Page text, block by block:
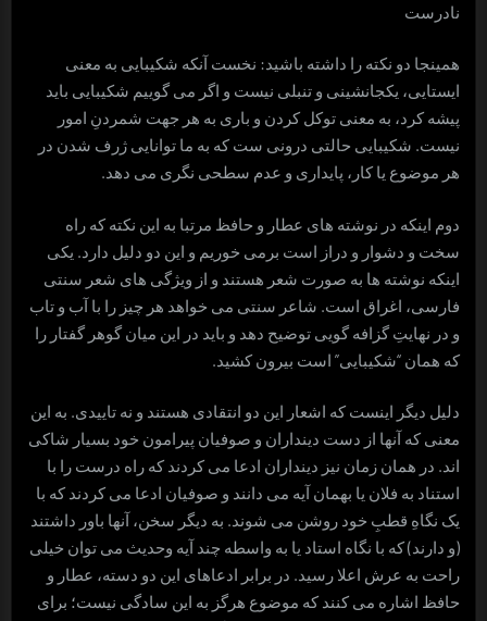
نادرست
همینجا دو نکته را داشته باشید: نخست آنکه شکیبایی به معنی
ایستایی، یکجانشینی و تنبلی نیست و اگر می گوییم شکیبایی باید
پیشه کرد، به معنی توکل کردن و باری به هر جهت شمردنِ امور
نیست. شکیبایی حالتی درونی ست که به ما توانایی ژرف شدن در
هر موضوع یا کار، پایداری و عدم سطحی نگری می دهد.
دوم اینکه در نوشته های عطار و حافظ مرتبا به این نکته که راه
سخت و دشوار و دراز است برمی خوریم و این دو دلیل دارد. یکی
اینکه نوشته ها به صورت شعر هستند و از ویژگی های شعر سنتی
فارسی، اغراق است. شاعر سنتی می خواهد هر چیز را با آب و تاب
و در نهایتِ گزافه گویی توضیح دهد و باید در این میان گوهر گفتار را
که همان “شکیبایی” است بیرون کشید.
دلیل دیگر اینست که اشعار این دو انتقادی هستند و نه تاییدی. به این
معنی که آنها از دست دینداران و صوفیان پیرامون خود بسیار شاکی
اند. در همان زمان نیز دینداران ادعا می کردند که راه درست را با
استناد به فلان یا بهمان آیه می دانند و صوفیان ادعا می کردند که با
یک نگاهِ قطبِ خود روشن می شوند. به دیگر سخن، آنها باور داشتند
(و دارند) که با نگاه استاد یا به واسطه چند آیه وحدیث می توان خیلی
راحت به عرش اعلا رسید. در برابر ادعاهای این دو دسته، عطار و
حافظ اشاره می کنند که موضوع هرگز به این سادگی نیست؛ برای